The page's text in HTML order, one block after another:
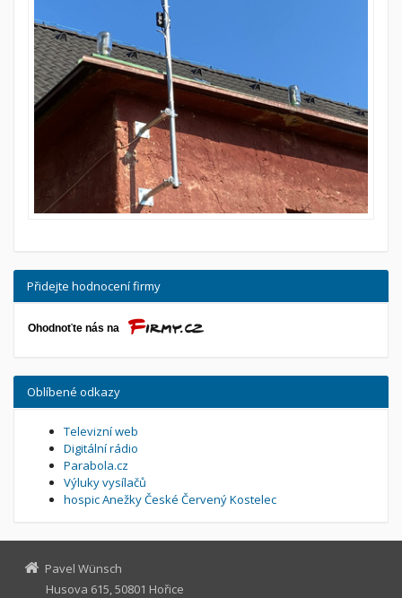
Přidejte hodnocení firmy
Oblíbené odkazy
Televizní web
Digitální rádio
Parabola.cz
Výluky vysílačů
hospic Anežky České Červený Kostelec
Pavel Wünsch
Husova 615, 50801 Hořice